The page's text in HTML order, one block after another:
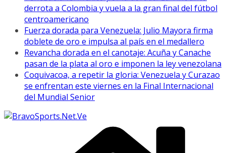
derrota a Colombia y vuela a la gran final del fútbol
centroamericano
Fuerza dorada para Venezuela: Julio Mayora firma
doblete de oro e impulsa al país en el medallero
Revancha dorada en el canotaje: Acuña y Canache
pasan de la plata al oro e imponen la ley venezolana
Coquivacoa, a repetir la gloria: Venezuela y Curazao
se enfrentan este viernes en la Final Internacional
del Mundial Senior